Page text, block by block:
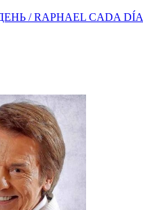
/ RAPHAEL CADA DÍA